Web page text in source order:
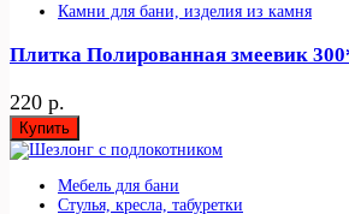
Камни для бани, изделия из камня
Плитка Полированная змеевик
220 р.
Купить
Мебель для бани
Стулья, кресла, табуретки